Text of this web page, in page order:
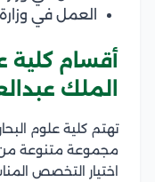
العمل في وزارة
أقسام كلية
الملك
تهتم كلية علوم
مجموعة متنوعة من
اختيار التخصص